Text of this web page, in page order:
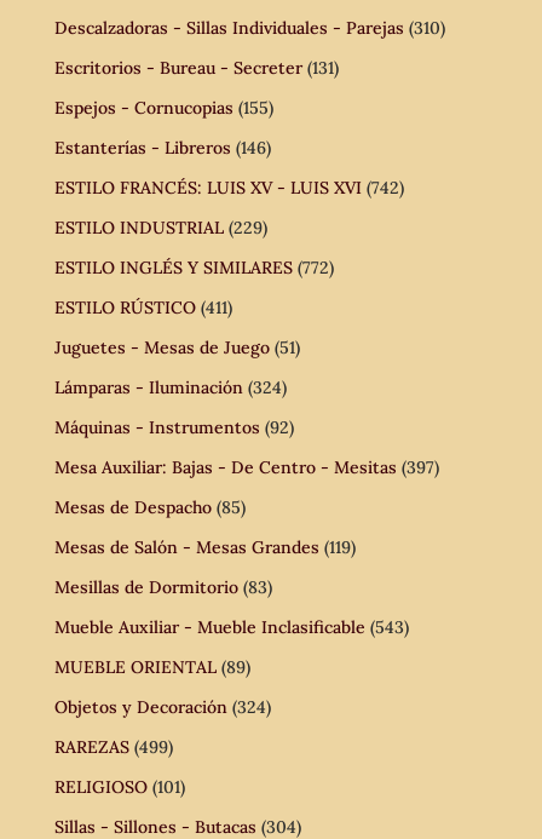
Descalzadoras - Sillas Individuales - Parejas (310)
Escritorios - Bureau - Secreter (131)
Espejos - Cornucopias (155)
Estanterías - Libreros (146)
ESTILO FRANCÉS: LUIS XV - LUIS XVI (742)
ESTILO INDUSTRIAL (229)
ESTILO INGLÉS Y SIMILARES (772)
ESTILO RÚSTICO (411)
Juguetes - Mesas de Juego (51)
Lámparas - Iluminación (324)
Máquinas - Instrumentos (92)
Mesa Auxiliar: Bajas - De Centro - Mesitas (397)
Mesas de Despacho (85)
Mesas de Salón - Mesas Grandes (119)
Mesillas de Dormitorio (83)
Mueble Auxiliar - Mueble Inclasificable (543)
MUEBLE ORIENTAL (89)
Objetos y Decoración (324)
RAREZAS (499)
RELIGIOSO (101)
Sillas - Sillones - Butacas (304)